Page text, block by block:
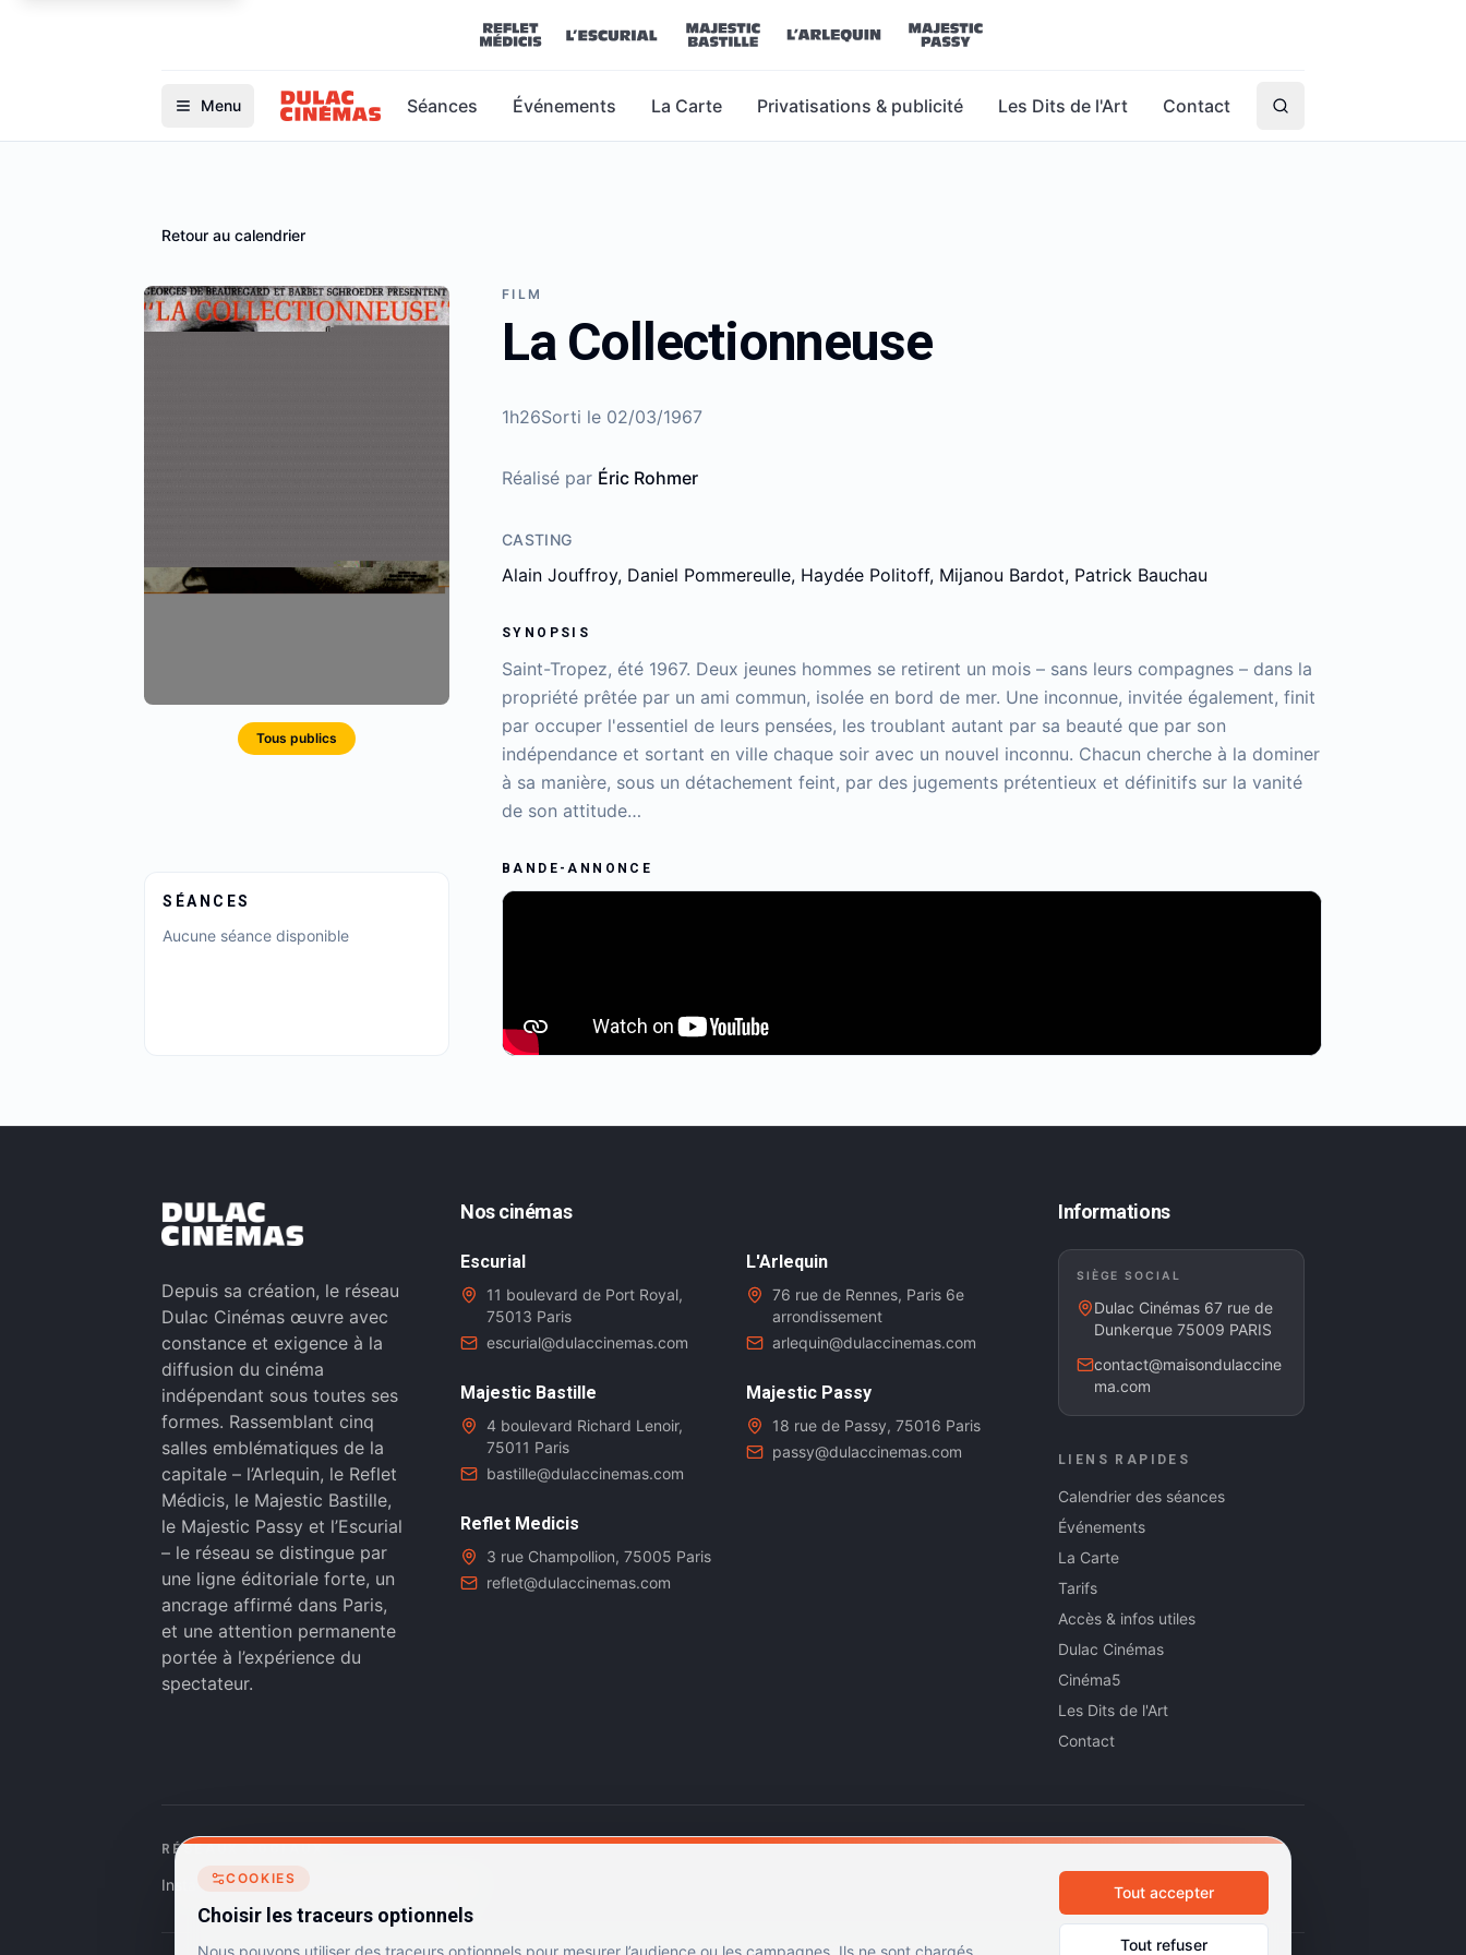
Menu Séances Événements La Carte Privatisations & publicité Les Dits de l'Art Contact
Retour au calendrier
Tous publics
SÉANCES
Aucune séance disponible
FILM
La Collectionneuse
1h26Sorti le 02/03/1967
Réalisé par Éric Rohmer
CASTING
Alain Jouffroy, Daniel Pommereulle, Haydée Politoff, Mijanou Bardot, Patrick Bauchau
SYNOPSIS
Saint-Tropez, été 1967. Deux jeunes hommes se retirent un mois – sans leurs compagnes – dans la
propriété prêtée par un ami commun, isolée en bord de mer. Une inconnue, invitée également, finit
par occuper l'essentiel de leurs pensées, les troublant autant par sa beauté que par son
indépendance et sortant en ville chaque soir avec un nouvel inconnu. Chacun cherche à la dominer
à sa manière, sous un détachement feint, par des jugements prétentieux et définitifs sur la vanité
de son attitude…
BANDE-ANNONCE
Depuis sa création, le réseau
Dulac Cinémas œuvre avec
constance et exigence à la
diffusion du cinéma
indépendant sous toutes ses
formes. Rassemblant cinq
salles emblématiques de la
capitale – l’Arlequin, le Reflet
Médicis, le Majestic Bastille,
le Majestic Passy et l’Escurial
– le réseau se distingue par
une ligne éditoriale forte, un
ancrage affirmé dans Paris,
et une attention permanente
portée à l’expérience du
spectateur.
Nos cinémas
Escurial
11 boulevard de Port Royal,
75013 Paris
escurial@dulaccinemas.com
L'Arlequin
76 rue de Rennes, Paris 6e
arrondissement
arlequin@dulaccinemas.com
Majestic Bastille
4 boulevard Richard Lenoir,
75011 Paris
bastille@dulaccinemas.com
Majestic Passy
18 rue de Passy, 75016 Paris
passy@dulaccinemas.com
Reflet Medicis
3 rue Champollion, 75005 Paris
reflet@dulaccinemas.com
Informations
SIÈGE SOCIAL
Dulac Cinémas 67 rue de
Dunkerque 75009 PARIS
contact@maisondulaccine
ma.com
LIENS RAPIDES
Calendrier des séances
Événements
La Carte
Tarifs
Accès & infos utiles
Dulac Cinémas
Cinéma5
Les Dits de l'Art
Contact
RÉSEAUX SOCIAUX
Instagram Facebook
COOKIES
Choisir les traceurs optionnels
Nous pouvons utiliser des traceurs optionnels pour mesurer l’audience ou les campagnes. Ils ne sont chargés
Tout accepter
Tout refuser